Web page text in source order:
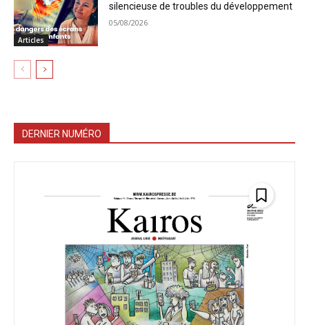
Articles
silencieuse de troubles du développement
05/08/2026
DERNIER NUMÉRO